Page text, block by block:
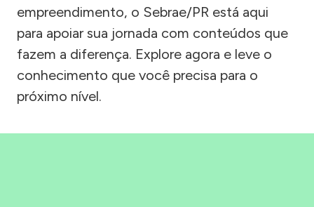
empreendimento, o Sebrae/PR está aqui
para apoiar sua jornada com conteúdos que
fazem a diferença. Explore agora e leve o
conhecimento que você precisa para o
próximo nível.